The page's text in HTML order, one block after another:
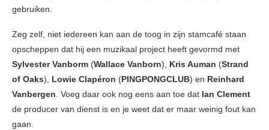
gebruiken.
Zeg zelf, niet iedereen kan aan de toog in zijn stamcafé staan
opscheppen dat hij een muzikaal project heeft gevormd met
Sylvester Vanborm (Wallace Vanborn), Kris Auman (Strand
of Oaks), Lowie Clapéron (PINGPONGCLUB) en Reinhard
Vanbergen. Voeg daar ook nog eens aan toe dat Ian Clement
de producer van dienst is en je weet dat er maar weinig fout kan
gaan.